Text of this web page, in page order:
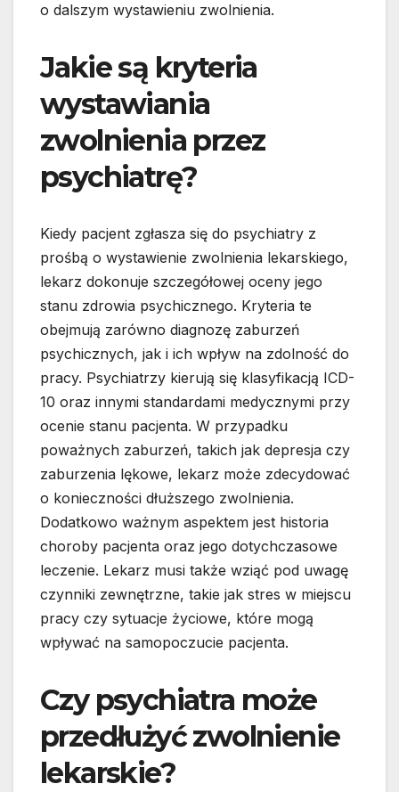
o dalszym wystawieniu zwolnienia.
Jakie są kryteria
wystawiania
zwolnienia przez
psychiatrę?
Kiedy pacjent zgłasza się do psychiatry z
prośbą o wystawienie zwolnienia lekarskiego,
lekarz dokonuje szczegółowej oceny jego
stanu zdrowia psychicznego. Kryteria te
obejmują zarówno diagnozę zaburzeń
psychicznych, jak i ich wpływ na zdolność do
pracy. Psychiatrzy kierują się klasyfikacją ICD-
10 oraz innymi standardami medycznymi przy
ocenie stanu pacjenta. W przypadku
poważnych zaburzeń, takich jak depresja czy
zaburzenia lękowe, lekarz może zdecydować
o konieczności dłuższego zwolnienia.
Dodatkowo ważnym aspektem jest historia
choroby pacjenta oraz jego dotychczasowe
leczenie. Lekarz musi także wziąć pod uwagę
czynniki zewnętrzne, takie jak stres w miejscu
pracy czy sytuacje życiowe, które mogą
wpływać na samopoczucie pacjenta.
Czy psychiatra może
przedłużyć zwolnienie
lekarskie?